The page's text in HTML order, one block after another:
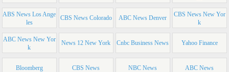
ABS News Los Ange
les
CBS News Colorado ABC News Denver
CBS News New Yor
k
ABC News New Yor
k
News 12 New York Cnbc Business News Yahoo Finance
Bloomberg CBS News NBC News ABC News